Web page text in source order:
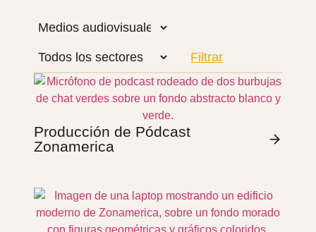
Producción de Pódcast
Zonamerica